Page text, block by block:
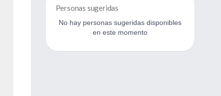
Personas sugeridas
No hay personas sugeridas disponibles
en este momento